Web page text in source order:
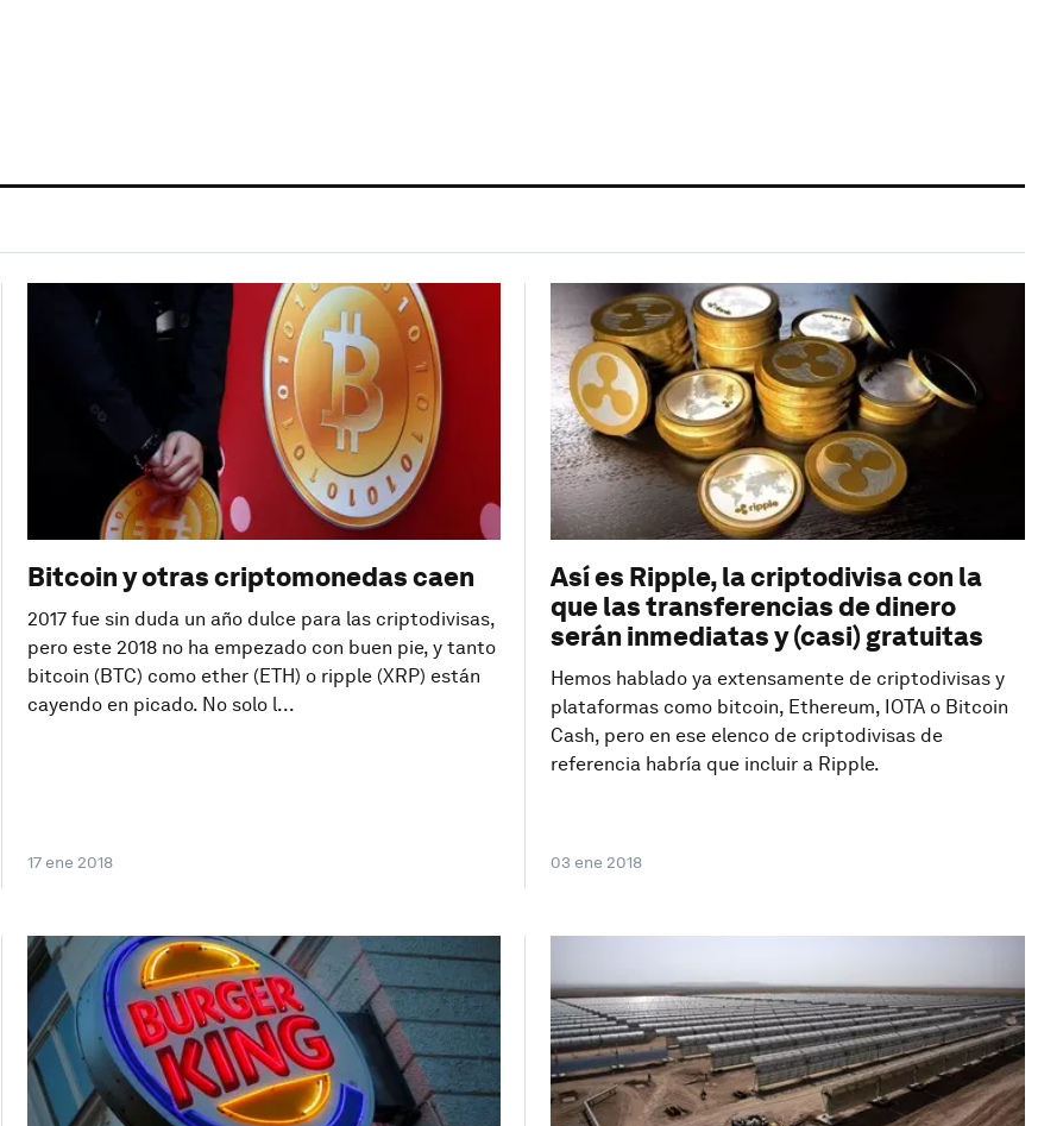
Bitcoin y otras criptomonedas caen
2017 fue sin duda un año dulce para las criptodivisas,
pero este 2018 no ha empezado con buen pie, y tanto
bitcoin (BTC) como ether (ETH) o ripple (XRP) están
cayendo en picado. No solo l...
17 ene 2018
Así es Ripple, la criptodivisa con la
que las transferencias de dinero
serán inmediatas y (casi) gratuitas
Hemos hablado ya extensamente de criptodivisas y
plataformas como bitcoin, Ethereum, IOTA o Bitcoin
Cash, pero en ese elenco de criptodivisas de
referencia habría que incluir a Ripple.
03 ene 2018